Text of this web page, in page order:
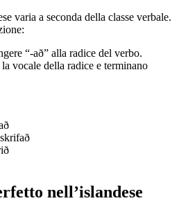
varia a seconda della classe verbale.
“-að” alla radice del verbo.
vocale della radice e terminano
nell’islandese